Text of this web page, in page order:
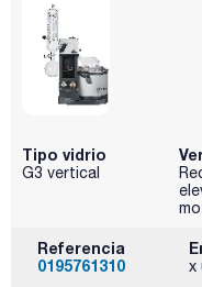
Tipo vidrio
G3 vertical
Referencia
0195761310
x